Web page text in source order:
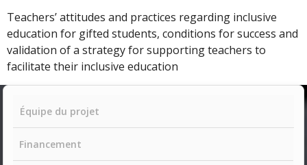
Teachers’ attitudes and practices regarding inclusive
education for gifted students, conditions for success and
validation of a strategy for supporting teachers to
facilitate their inclusive education
Équipe du projet
Financement